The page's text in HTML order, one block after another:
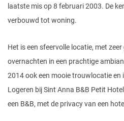
laatste mis op 8 februari 2003. De
verbouwd tot woning.
Het is een sfeervolle locatie, met
overnachten in een prachtige
2014 ook een mooie trouwlocatie en
Logeren bij Sint Anna B&B Petit
een B&B, met de privacy van een